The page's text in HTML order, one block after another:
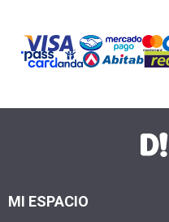
MI ESPACIO